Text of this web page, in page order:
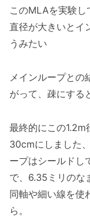
このMLAを実験
直径が大きいとイ
うみたい
メインループとの
がって、疎にする
最終的にこの
30cmにしました
ープはシールドし
で、6.35ミリのな
同軸や細い線を使
ら。